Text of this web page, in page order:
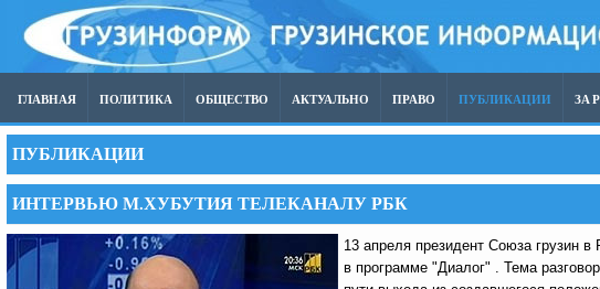
ГЛАВНАЯ ПОЛИТИКА ОБЩЕСТВО АКТУАЛЬНО ПРАВО ПУБЛИКАЦИИ ЗА
ПУБЛИКАЦИИ
ИНТЕРВЬЮ М.ХУБУТИЯ ТЕЛЕКАНАЛУ РБК
13 апреля президент Союза грузин
в программе "Диалог" . Тема